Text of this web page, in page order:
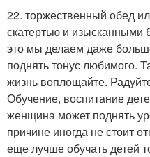
22. торжественный обед
скатертью и изысканными
это мы делаем даже
поднять тонус любимого.
жизнь воплощайте.
Обучение, воспитание
женщина может поднять
причине иногда не стоит
еще лучше обучать детей